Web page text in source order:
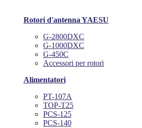
Rotori d'antenna YAESU
G-2800DXC
G-1000DXC
G-450C
Accessori per rotori
Alimentatori
PT-107A
TOP-T25
PCS-125
PCS-140